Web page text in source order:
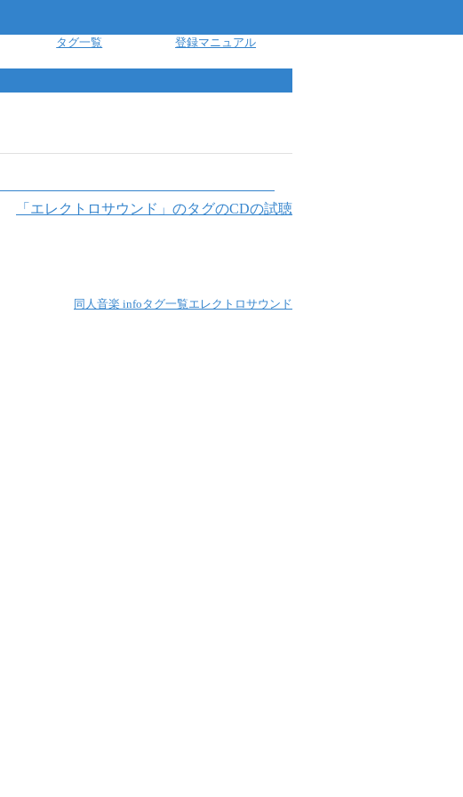
タグ一覧 登録マニュアル
「 エレクトロサウンド 」のタグのCDの試聴
同人音楽 infoタグ一覧エレクトロサウンド